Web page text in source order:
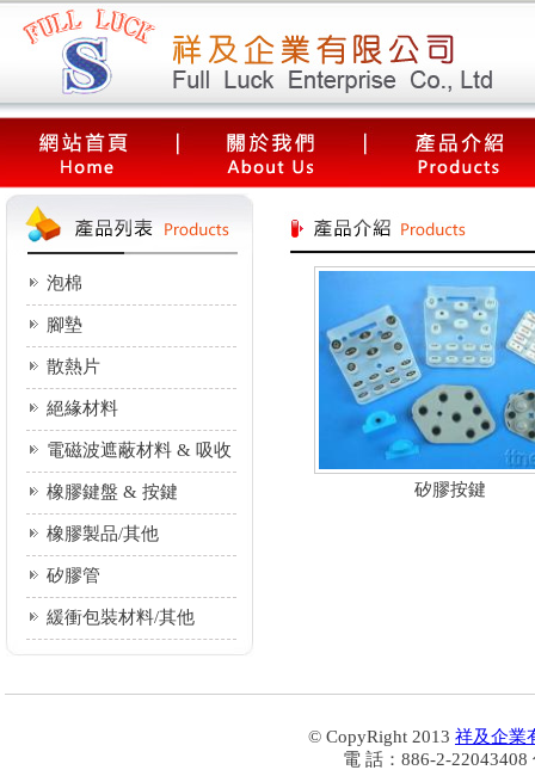
泡棉
腳墊
散熱片
絕緣材料
電磁波遮蔽材料 & 吸收
器
橡膠鍵盤 & 按鍵
橡膠製品/其他
矽膠管
緩衝包裝材料/其他
矽膠按鍵
© CopyRight 2013 祥及企業
電 話：886-2-